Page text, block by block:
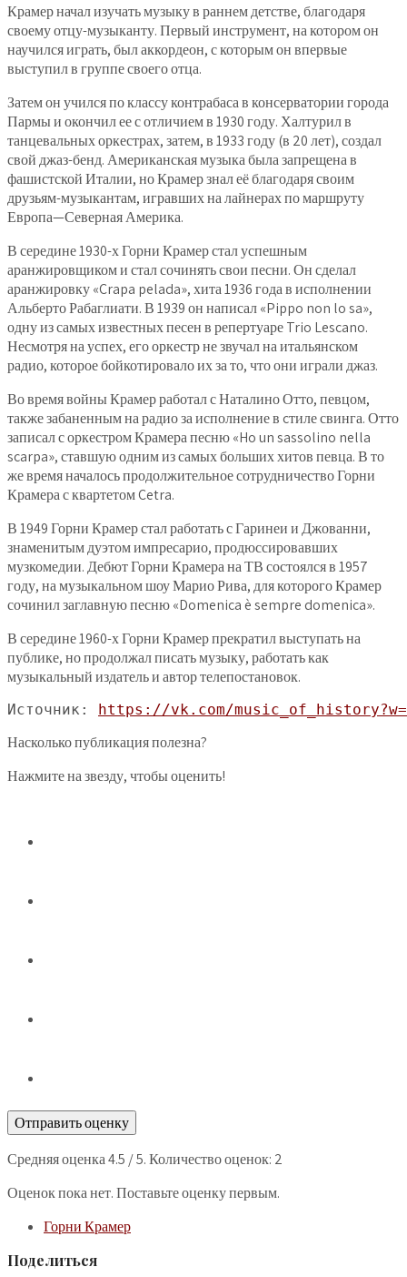
Крамер начал изучать музыку в раннем детстве, благодаря
своему отцу-музыканту. Первый инструмент, на котором он
научился играть, был аккордеон, с которым он впервые
выступил в группе своего отца.
Затем он учился по классу контрабаса в консерватории города
Пармы и окончил ее с отличием в 1930 году. Халтурил в
танцевальных оркестрах, затем, в 1933 году (в 20 лет), создал
свой джаз-бенд. Американская музыка была запрещена в
фашистской Италии, но Крамер знал её благодаря своим
друзьям-музыкантам, игравших на лайнерах по маршруту
Европа—Северная Америка.
В середине 1930-х Горни Крамер стал успешным
аранжировщиком и стал сочинять свои песни. Он сделал
аранжировку «Crapa pelada», хита 1936 года в исполнении
Альберто Рабаглиати. В 1939 он написал «Pippo non lo sa»,
одну из самых известных песен в репертуаре Trio Lescano.
Несмотря на успех, его оркестр не звучал на итальянском
радио, которое бойкотировало их за то, что они играли джаз.
Во время войны Крамер работал с Наталино Отто, певцом,
также забаненным на радио за исполнение в cтиле свинга. Отто
записал с оркестром Крамера песню «Ho un sassolino nella
scarpa», ставшую одним из самых больших хитов певца. В то
же время началось продолжительное сотрудничество Горни
Крамера с квартетом Cetra.
В 1949 Горни Крамер стал работать с Гаринеи и Джованни,
знаменитым дуэтом импресарио, продюссировавших
музкомедии. Дебют Горни Крамера на ТВ состоялся в 1957
году, на музыкальном шоу Марио Рива, для которого Крамер
сочинил заглавную песню «Domenica è sempre domenica».
В середине 1960-х Горни Крамер прекратил выступать на
публике, но продолжал писать музыку, работать как
музыкальный издатель и автор телепостановок.
Источник: https://vk.com/
Насколько публикация полезна?
Нажмите на звезду, чтобы оценить!
Отправить оценку
Средняя оценка4.5 / 5. Количество оценок: 2
Оценок пока нет. Поставьте оценку первым.
Горни Крамер
Поделиться